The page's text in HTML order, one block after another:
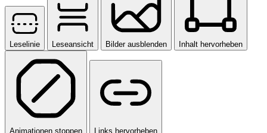
Leselinie Leseansicht Bilder ausblenden Inhalt hervorheben
Animationen stoppen Links hervorheben